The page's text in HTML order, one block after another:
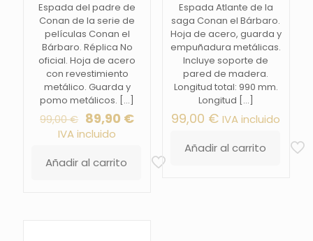
Espada del padre de
Conan de la serie de
películas Conan el
Bárbaro. Réplica No
oficial. Hoja de acero
con revestimiento
metálico. Guarda y
pomo metálicos. […]
99,00€ El
precio
era:
99,00 €.
89,90 €El
89,90 €.
IVA incluido
Añadir al carrito
Espada Atlante de la
saga Conan el Bárbaro.
Hoja de acero, guarda y
empuñadura metálicas.
Incluye soporte de
pared de madera.
Longitud total: 990 mm.
Longitud […]
99,00 € IVA incluido
Añadir al carrito